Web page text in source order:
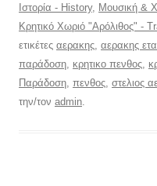
Ιστορία - History, Μουσική &
Κρητικό Χωριό "Αρόλιθος" -
ετικέτες αερακης αερακης
παράδοση κρητικο πενθος
Παράδοση πενθος στελιος
την/τον admin